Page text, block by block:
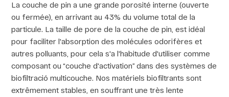
La couche de pin a une grande porosité interne (ouverte
ou fermée), en arrivant au 43% du volume total de la
particule. La taille de pore de la couche de pin, est idéal
pour faciliter l'absorption des molécules odorifères et
autres polluants, pour cela s'a l'habitude d'utiliser comme
composant ou “couche d'activation” dans des systèmes de
biofiltració multicouche. Nos matériels biofiltrants sont
extrêmement stables, en souffrant une très lente